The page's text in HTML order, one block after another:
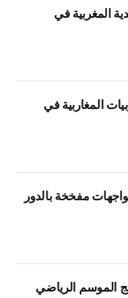
المغربية في
المغاربية في
مفخخة بالدور
الموسم الرياضي